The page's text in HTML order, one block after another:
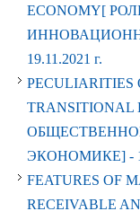
ECONOMY[
19.11.2021 г.
PECULIARITIES
ЭКОНОМИКЕ] -
FEATURES OF
RECEIVABLE